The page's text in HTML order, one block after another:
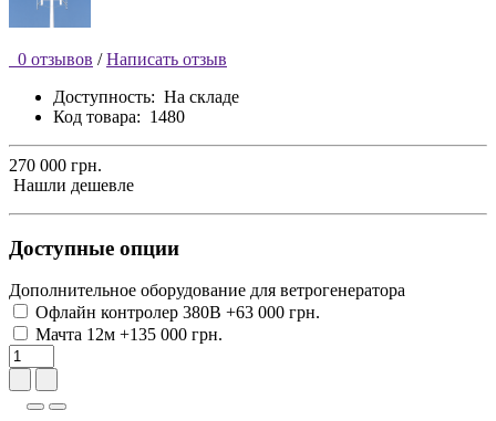
0 отзывов / Написать отзыв
Доступность: На складе
Код товара: 1480
270 000 грн.
Нашли дешевле
Доступные опции
Дополнительное оборудование для ветрогенератора
Офлайн контролер 380В +63 000 грн.
Мачта 12м +135 000 грн.